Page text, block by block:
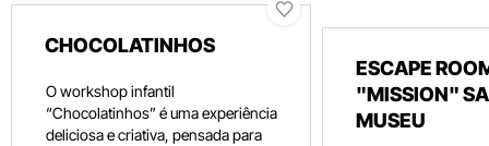
CHOCOLATINHOS
O workshop infantil
“Chocolatinhos” é uma experiência
deliciosa e criativa, pensada para
ESCAPE
"MISSION"
MUSEU